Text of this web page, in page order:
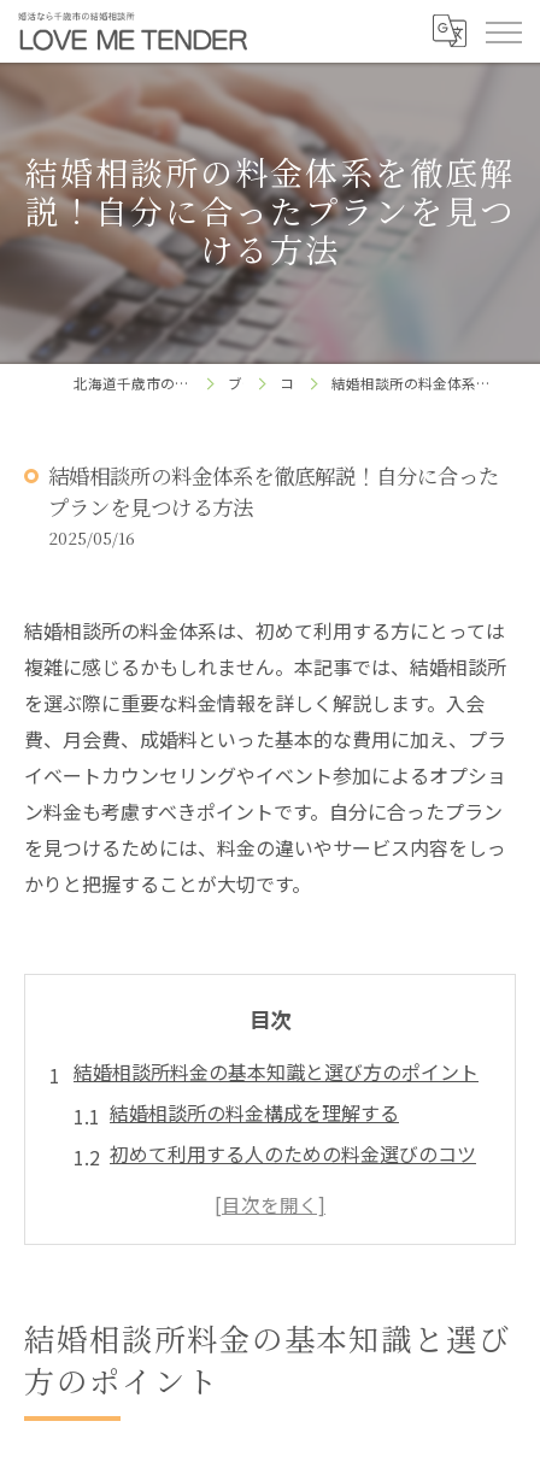
結婚相談所の料金体系を徹底解
説！自分に合ったプランを見つ
ける方法
北海道千歳市の結婚相談所ならLOVE ME TENDER ブログ コラム 結婚相談所の料金体系を徹底解説！自分に合ったプランを見つける方法
結婚相談所の料金体系を徹底解説！自分に合った
プランを見つける方法
2025/05/16
結婚相談所の料金体系は、初めて利用する方にとっては
複雑に感じるかもしれません。本記事では、結婚相談所
を選ぶ際に重要な料金情報を詳しく解説します。入会
費、月会費、成婚料といった基本的な費用に加え、プラ
イベートカウンセリングやイベント参加によるオプショ
ン料金も考慮すべきポイントです。自分に合ったプラン
を見つけるためには、料金の違いやサービス内容をしっ
かりと把握することが大切です。
目次
結婚相談所料金の基本知識と選び方のポイント
結婚相談所の料金構成を理解する
初めて利用する人のための料金選びのコツ
料金体系が異なる相談所の特徴
料金プランを比較する際の注意点
入会費や月会費など結婚相談所の料金体系を徹
底解説
結婚相談所料金の基本知識と選び
方のポイント